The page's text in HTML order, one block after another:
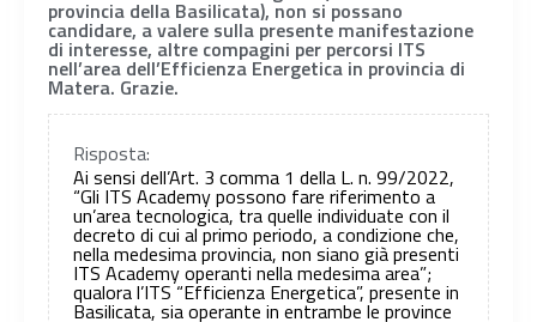
provincia della Basilicata), non si possano
candidare, a valere sulla presente manifestazione
di interesse, altre compagini per percorsi ITS
nell’area dell’Efficienza Energetica in provincia di
Matera. Grazie.
Risposta:
Ai sensi dell’Art. 3 comma 1 della L. n. 99/2022,
“Gli ITS Academy possono fare riferimento a
un’area tecnologica, tra quelle individuate con il
decreto di cui al primo periodo, a condizione che,
nella medesima provincia, non siano già presenti
ITS Academy operanti nella medesima area”;
qualora l’ITS “Efficienza Energetica”, presente in
Basilicata, sia operante in entrambe le province